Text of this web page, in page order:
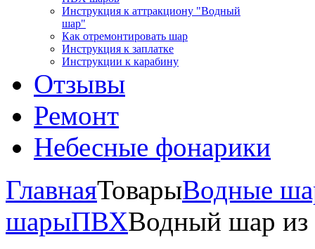
Инструкция к аттракциону "Водный
шар"
Как отремонтировать шар
Инструкция к заплатке
Инструкции к карабину
Отзывы
Ремонт
Небесные фонарики
ГлавнаяТоварыВодные
шарыПВХВодный шар